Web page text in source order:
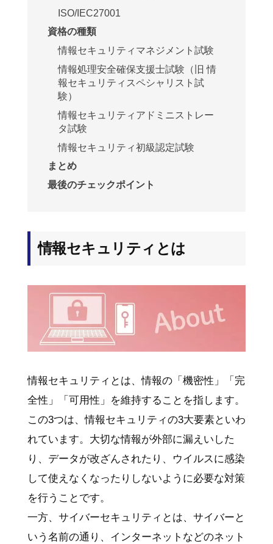
ISO/IEC27001
資格の種類
情報セキュリティマネジメント試験
情報処理安全確保支援士試験（旧 情
報セキュリティスペシャリスト試
験）
情報セキュリティアドミニストレー
タ試験
情報セキュリティ初級認定試験
まとめ
最後のチェックポイント
情報セキュリティとは
情報セキュリティとは、情報の「機密性」「完
全性」「可用性」を維持することを指します。
この3つは、情報セキュリティの3大要素といわ
れています。大切な情報が外部に漏えいした
り、データが改ざんされたり、ウイルスに感染
して使えなくなったりしないように必要な対策
を行うことです。
一方、サイバーセキュリティとは、サイバーと
いう名前の通り、インターネットなどのネット